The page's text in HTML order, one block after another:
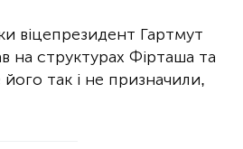
віцепрезидент Гартмут
на структурах Фірташа та
так і не призначили,